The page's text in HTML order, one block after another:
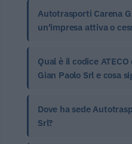
Autotrasporti Carena
un'impresa attiva o
Qual è il codice
Gian Paolo Srl e cosa
Dove ha sede
Srl?